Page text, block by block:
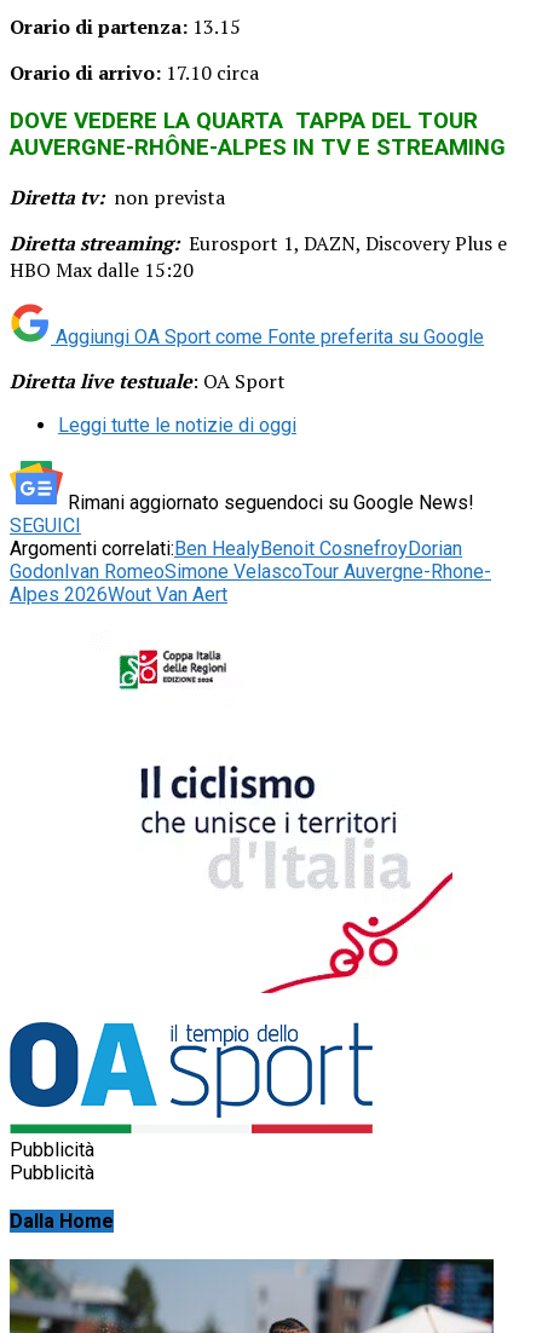
Orario di partenza: 13.15
Orario di arrivo: 17.10 circa
DOVE VEDERE LA QUARTA TAPPA DEL TOUR
AUVERGNE-RHÔNE-ALPES IN TV E STREAMING
Diretta tv:non prevista
Diretta streaming: Eurosport 1, DAZN, Discovery Plus e
HBO Max dalle 15:20
Aggiungi OA Sport come Fonte preferita su Google
Diretta live testuale: OA Sport
Leggi tutte le notizie di oggi
Rimani aggiornato seguendoci su Google News!
SEGUICI
Argomenti correlati:Ben HealyBenoit CosnefroyDorian
GodonIvan RomeoSimone VelascoTour Auvergne-Rhone-
Alpes 2026Wout Van Aert
Pubblicità
Pubblicità
Dalla Home